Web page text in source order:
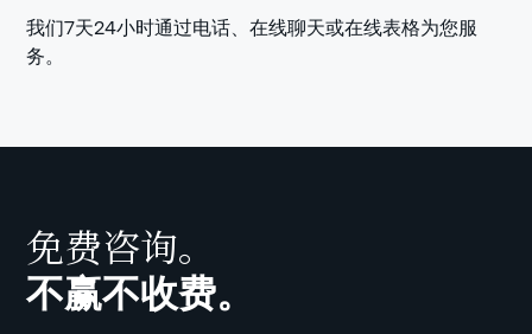
我们7天24小时通过电话、在线聊天或在线表格为您服
务。
免费咨询。
不赢不收费。